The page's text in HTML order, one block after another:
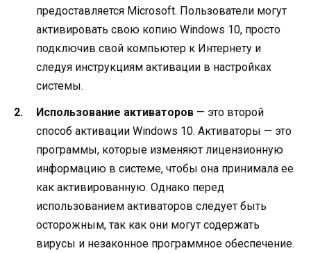
предоставляется Microsoft. Пользователи могут
активировать свою копию Windows 10, просто
подключив свой компьютер к Интернету и
следуя инструкциям активации в настройках
системы.
Использование активаторов — это второй
способ активации Windows 10. Активаторы — это
программы, которые изменяют лицензионную
информацию в системе, чтобы она принимала ее
как активированную. Однако перед
использованием активаторов следует быть
осторожным, так как они могут содержать
вирусы и незаконное программное обеспечение.